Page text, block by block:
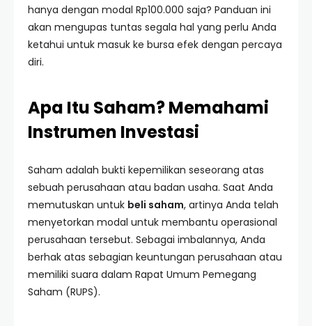
hanya dengan modal Rp100.000 saja? Panduan ini
akan mengupas tuntas segala hal yang perlu Anda
ketahui untuk masuk ke bursa efek dengan percaya
diri.
Apa Itu Saham? Memahami
Instrumen Investasi
Saham adalah bukti kepemilikan seseorang atas
sebuah perusahaan atau badan usaha. Saat Anda
memutuskan untuk beli saham, artinya Anda telah
menyetorkan modal untuk membantu operasional
perusahaan tersebut. Sebagai imbalannya, Anda
berhak atas sebagian keuntungan perusahaan atau
memiliki suara dalam Rapat Umum Pemegang
Saham (RUPS).